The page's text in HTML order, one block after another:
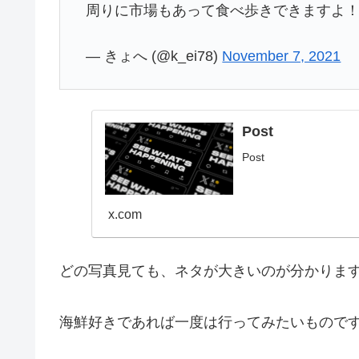
周りに市場もあって食べ歩きできますよ！
— きょへ (@k_ei78) November 7, 2021
Post
Post
x.com
どの写真見ても、ネタが大きいのが分かりま
海鮮好きであれば一度は行ってみたいもので